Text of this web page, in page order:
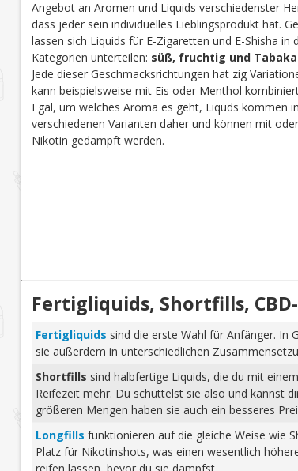
Angebot an Aromen und Liquids verschiedenster
dass jeder sein individuelles Lieblingsprodukt hat.
lassen sich Liquids für E-Zigaretten und E-Shisha in
Kategorien unterteilen: süß, fruchtig und
Jede dieser Geschmacksrichtungen hat zig
kann beispielsweise mit Eis oder Menthol
Egal, um welches Aroma es geht, Liquds kommen in
verschiedenen Varianten daher und können mit
Nikotin gedampft werden.
Fertigliquids, Shortfills,
Fertigliquids sind die erste Wahl für Anfänger. In
sie außerdem in unterschiedlichen
Shortfills sind halbfertige Liquids, die du mit
Reifezeit mehr. Du schüttelst sie also und kannst
größeren Mengen haben sie auch ein besseres
Longfills funktionieren auf die gleiche Weise wie
Platz für Nikotinshots, was einen wesentlich